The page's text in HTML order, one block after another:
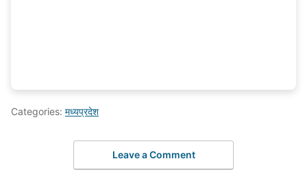
Categories: मध्यप्रदेश
Leave a Comment